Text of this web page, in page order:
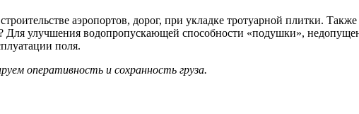
аэропортов, дорог, при укладке тротуарной плитки.
Для улучшения водопропускающей способности «подушки»,
поля.
оперативность и сохранность груза.